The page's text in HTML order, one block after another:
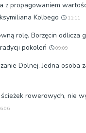
z propagowaniem
Kolbego
11:11
rolę. Borzęcin odlicza
pokoleń
09:09
Dolnej. Jedna osoba
rowerowych, nie